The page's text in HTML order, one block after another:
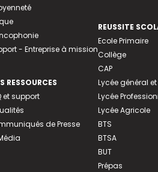
- Entreprise à mission
RESSOURCES
et support
de Presse
REUSSITE
Ecole Primaire
Collège
CAP
Lycée général
Lycée
Lycée Agricole
BTS
BTSA
BUT
Prépas